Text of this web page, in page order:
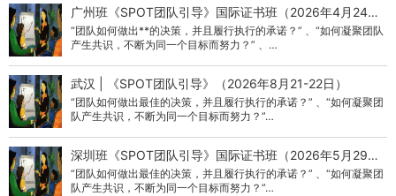
广州班《SPOT团队引导》国际证书班（2026年4月24…
“团队如何做出**的决策，并且履行执行的承诺？” 、“如何凝聚团队
产生共识，不断为同一个目标而努力？” 、…
武汉 | 《SPOT团队引导》（2026年8月21-22日）
“团队如何做出最佳的决策，并且履行执行的承诺？” 、“如何凝聚团
队产生共识，不断为同一个目标而努力？”…
深圳班《SPOT团队引导》国际证书班（2026年5月29…
“团队如何做出最佳的决策，并且履行执行的承诺？” 、“如何凝聚团
队产生共识，不断为同一个目标而努力？”…